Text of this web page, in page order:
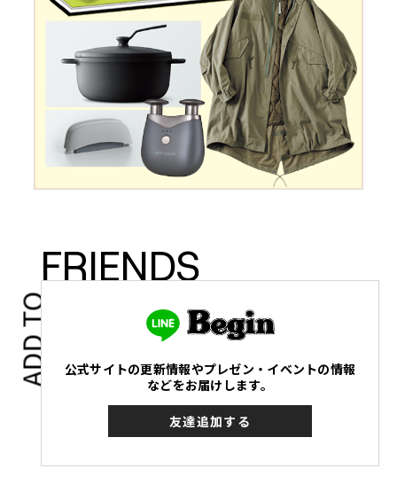
ADD TO
FRIENDS
公式サイトの更新情報やプレゼン・イベントの情報
などをお届けします。
友達追加する